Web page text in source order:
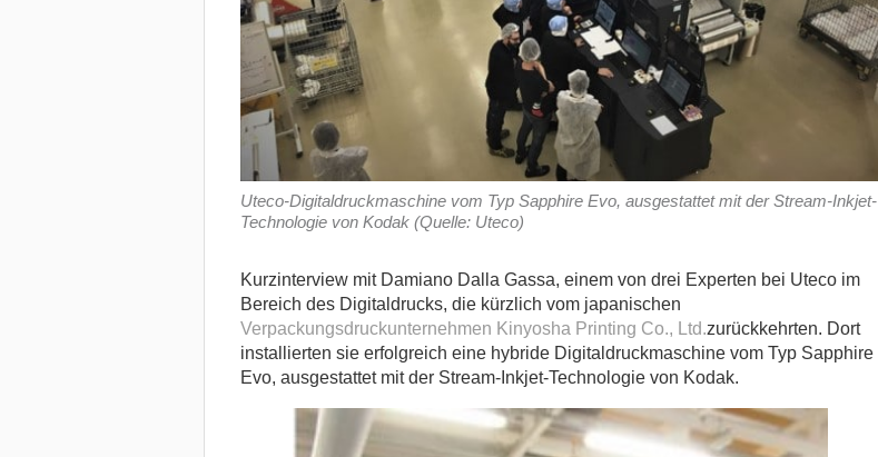
Uteco-Digitaldruckmaschine vom Typ Sapphire Evo, ausgestattet mit der Stream-Inkjet-
Technologie von Kodak (Quelle: Uteco)
Kurzinterview mit Damiano Dalla Gassa, einem von drei Experten bei Uteco im
Bereich des Digitaldrucks, die kürzlich vom japanischen
Verpackungsdruckunternehmen Kinyosha Printing Co., Ltd.zurückkehrten. Dort
installierten sie erfolgreich eine hybride Digitaldruckmaschine vom Typ Sapphire
Evo, ausgestattet mit der Stream-Inkjet-Technologie von Kodak.